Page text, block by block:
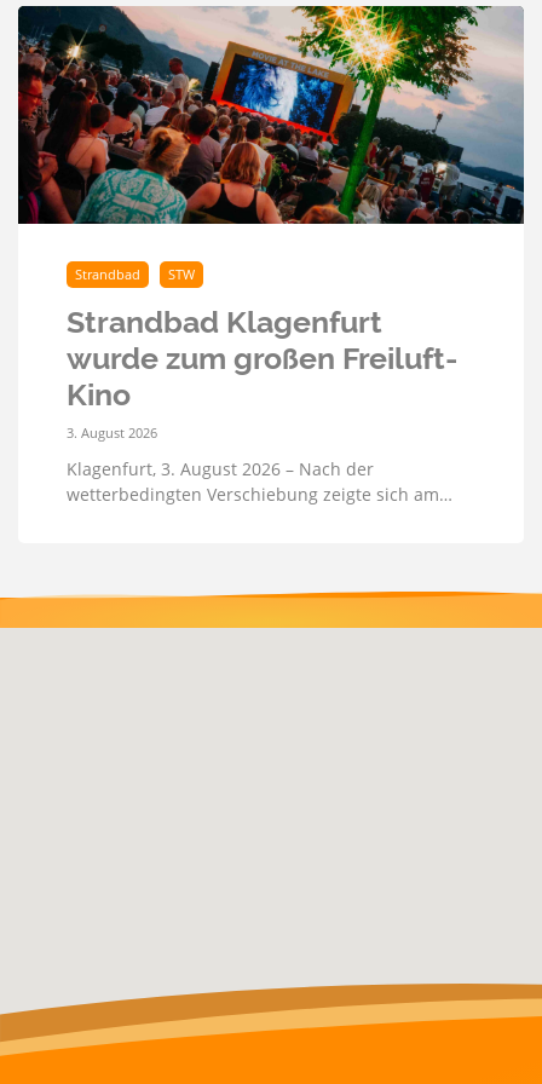
Strandbad STW
Strandbad Klagenfurt
wurde zum großen Freiluft-
Kino
3. August 2026
Klagenfurt, 3. August 2026 – Nach der
wetterbedingten Verschiebung zeigte sich am…